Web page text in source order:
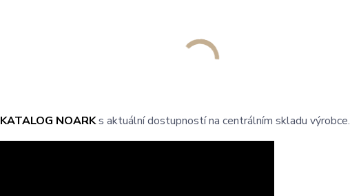
KATALOG NOARKs aktuální dostupností na centrálním skladu výrobce.